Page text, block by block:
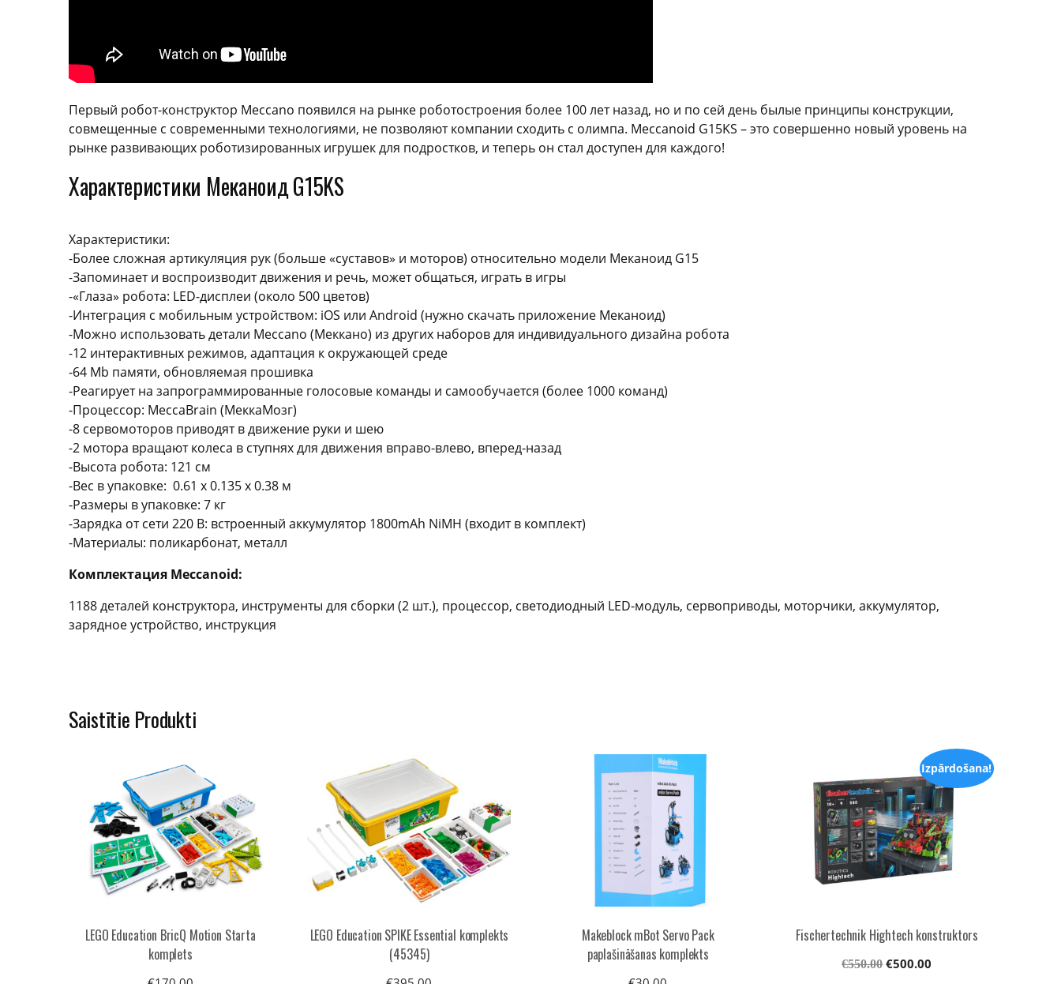
Первый робот-конструктор Meccano появился на рынке роботостроения более 100 лет назад, но и по сей день былые принципы конструкции,
совмещенные с современными технологиями, не позволяют компании сходить с олимпа. Meccanoid G15KS – это совершенно новый уровень на
рынке развивающих роботизированных игрушек для подростков, и теперь он стал доступен для каждого!
Характеристики Меканоид G15KS
Характеристики:
-Более сложная артикуляция рук (больше «суставов» и моторов) относительно модели Меканоид G15
-Запоминает и воспроизводит движения и речь, может общаться, играть в игры
-«Глаза» робота: LED-дисплеи (около 500 цветов)
-Интеграция с мобильным устройством: iOS или Android (нужно скачать приложение Меканоид)
-Можно использовать детали Meccano (Меккано) из других наборов для индивидуального дизайна робота
-12 интерактивных режимов, адаптация к окружающей среде
-64 Mb памяти, обновляемая прошивка
-Реагирует на запрограммированные голосовые команды и самообучается (более 1000 команд)
-Процессор: MeccaBrain (МеккаМозг)
-8 сервомоторов приводят в движение руки и шею
-2 мотора вращают колеса в ступнях для движения вправо-влево, вперед-назад
-Высота робота: 121 см
-Вес в упаковке: 0.61 х 0.135 х 0.38 м
-Размеры в упаковке: 7 кг
-Зарядка от сети 220 В: встроенный аккумулятор 1800mAh NiMH (входит в комплект)
-Материалы: поликарбонат, металл
Комплектация Meccanoid:
1188 деталей конструктора, инструменты для сборки (2 шт.), процессор, светодиодный LED-модуль, сервоприводы, моторчики, аккумулятор,
зарядное устройство, инструкция
Saistītie Produkti
LEGO Education BricQ Motion Starta
komplets
LEGO Education SPIKE Essential komplekts
(45345)
Makeblock mBot Servo Pack
paplašināšanas komplekts
Izpārdošana!
Fischertechnik Hightech konstruktors
€550.00 Original
€500.00